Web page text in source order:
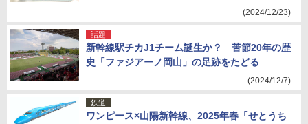
(2024/12/23)
話題
新幹線駅チカJ1チーム誕生か？ 苦節20年の歴
史「ファジアーノ岡山」の足跡をたどる
(2024/12/7)
鉄道
ワンピース×山陽新幹線、2025年春「せとうち